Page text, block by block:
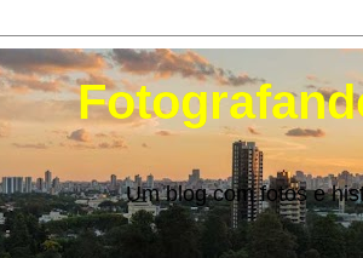
Um blog com fotos e